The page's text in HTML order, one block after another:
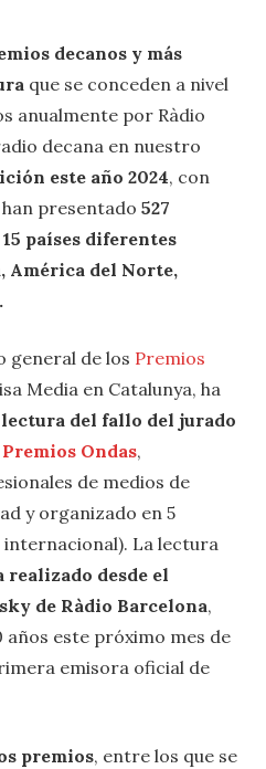
decanos y más
que se conceden a nivel
anualmente por Ràdio
decana en nuestro
este año 2024, con
presentado 527
países diferentes
América del Norte,
general de los Premios
Media en Catalunya, ha
del fallo del jurado
Premios Ondas,
de medios de
y organizado en 5
internacional). La lectura
realizado desde el
de Ràdio Barcelona,
años este próximo mes de
emisora oficial de
premios, entre los que se